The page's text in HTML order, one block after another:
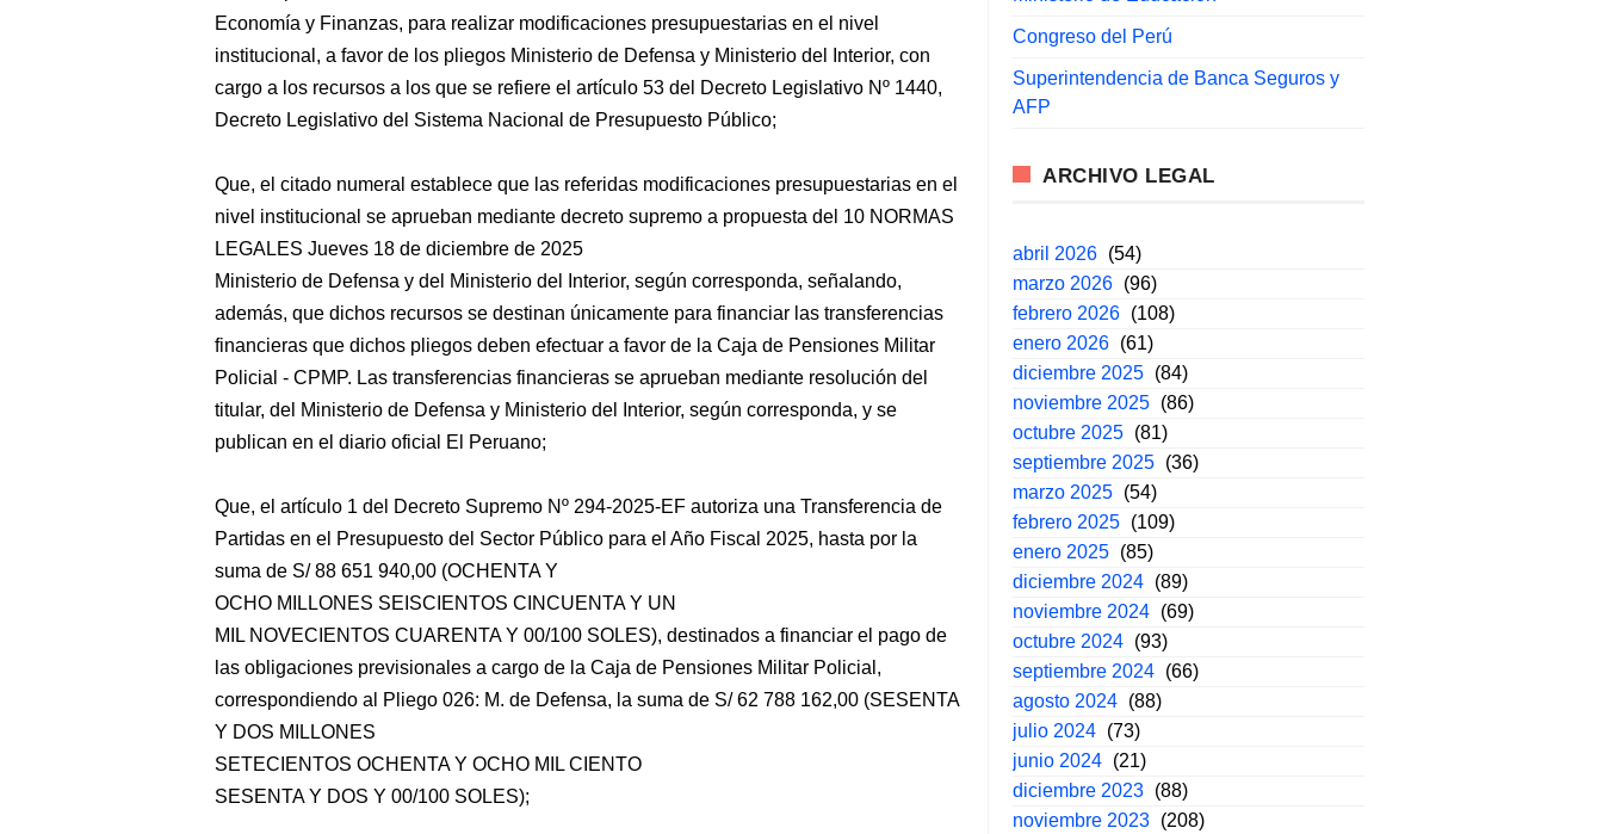
Economía y Finanzas, para realizar modificaciones presupuestarias en el nivel
institucional, a favor de los pliegos Ministerio de Defensa y Ministerio del Interior, con
cargo a los recursos a los que se refiere el artículo 53 del Decreto Legislativo Nº 1440,
Decreto Legislativo del Sistema Nacional de Presupuesto Público;
Que, el citado numeral establece que las referidas modificaciones presupuestarias en el
nivel institucional se aprueban mediante decreto supremo a propuesta del 10 NORMAS
LEGALES Jueves 18 de diciembre de 2025
Ministerio de Defensa y del Ministerio del Interior, según corresponda, señalando,
además, que dichos recursos se destinan únicamente para financiar las transferencias
financieras que dichos pliegos deben efectuar a favor de la Caja de Pensiones Militar
Policial - CPMP. Las transferencias financieras se aprueban mediante resolución del
titular, del Ministerio de Defensa y Ministerio del Interior, según corresponda, y se
publican en el diario oficial El Peruano;
Que, el artículo 1 del Decreto Supremo Nº 294-2025-EF autoriza una Transferencia de
Partidas en el Presupuesto del Sector Público para el Año Fiscal 2025, hasta por la
suma de S/ 88 651 940,00 (OCHENTA Y
OCHO MILLONES SEISCIENTOS CINCUENTA Y UN
MIL NOVECIENTOS CUARENTA Y 00/100 SOLES), destinados a financiar el pago de
las obligaciones previsionales a cargo de la Caja de Pensiones Militar Policial,
correspondiendo al Pliego 026: M. de Defensa, la suma de S/ 62 788 162,00 (SESENTA
Y DOS MILLONES
SETECIENTOS OCHENTA Y OCHO MIL CIENTO
SESENTA Y DOS Y 00/100 SOLES);
Congreso del Perú
Superintendencia de Banca Seguros y
AFP
ARCHIVO LEGAL
abril 2026 (54)
marzo 2026 (96)
febrero 2026 (108)
enero 2026 (61)
diciembre 2025 (84)
noviembre 2025 (86)
octubre 2025 (81)
septiembre 2025 (36)
marzo 2025 (54)
febrero 2025 (109)
enero 2025 (85)
diciembre 2024 (89)
noviembre 2024 (69)
octubre 2024 (93)
septiembre 2024 (66)
agosto 2024 (88)
julio 2024 (73)
junio 2024 (21)
diciembre 2023 (88)
noviembre 2023 (208)